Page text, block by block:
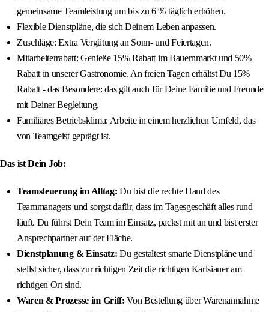
gemeinsame Teamleistung um bis zu 6 % täglich erhöhen.
Flexible Dienstpläne, die sich Deinem Leben anpassen.
Zuschläge: Extra Vergütung an Sonn- und Feiertagen.
Mitarbeiterrabatt: Genieße 15% Rabatt im Bauernmarkt und 50%
Rabatt in unserer Gastronomie. An freien Tagen erhältst Du 15%
Rabatt - das Besondere: das gilt auch für Deine Familie und Freunde
mit Deiner Begleitung.
Familiäres Betriebsklima: Arbeite in einem herzlichen Umfeld, das
von Teamgeist geprägt ist.
Das ist Dein Job:
Teamsteuerung im Alltag: Du bist die rechte Hand des
Teammanagers und sorgst dafür, dass im Tagesgeschäft alles rund
läuft. Du führst Dein Team im Einsatz, packst mit an und bist erster
Ansprechpartner auf der Fläche.
Dienstplanung & Einsatz: Du gestaltest smarte Dienstpläne und
stellst sicher, dass zur richtigen Zeit die richtigen Karlsianer am
richtigen Ort sind.
Waren & Prozesse im Griff: Von Bestellung über Warenannahme